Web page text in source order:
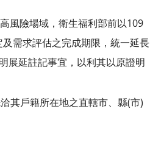
風險場域，衛生福利部前以109
需求評估之完成期限，統一延長
展延註記事宜，以利其以原證明
其戶籍所在地之直轄市、縣(市)